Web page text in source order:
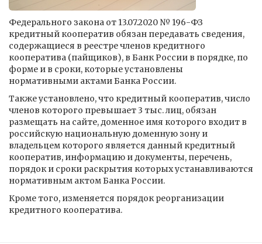
Федерального закона от 13.07.2020 № 196-ФЗ
кредитный кооператив обязан передавать сведения,
содержащиеся в реестре членов кредитного
кооператива (пайщиков), в Банк России в порядке, по
форме и в сроки, которые установлены
нормативными актами Банка России.
Также установлено, что кредитный кооператив, число
членов которого превышает 3 тыс. лиц, обязан
размещать на сайте, доменное имя которого входит в
российскую национальную доменную зону и
владельцем которого является данный кредитный
кооператив, информацию и документы, перечень,
порядок и сроки раскрытия которых устанавливаются
нормативным актом Банка России.
Кроме того, изменяется порядок реорганизации
кредитного кооператива.